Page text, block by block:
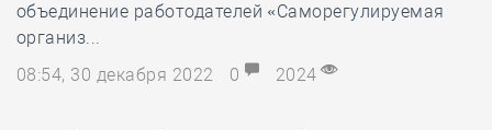
объединение работодателей «Саморегулируемая
организ...
08:54, 30 декабря 2022
0 2024